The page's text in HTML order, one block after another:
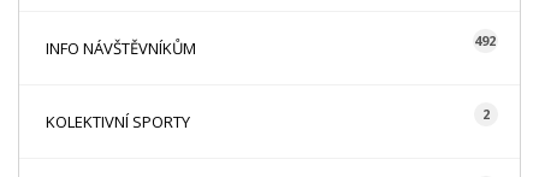
INFO NÁVŠTĚVNÍKŮM 492
KOLEKTIVNÍ SPORTY 2